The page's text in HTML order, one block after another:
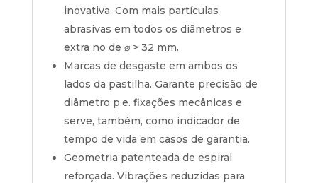
inovativa. Com mais partículas
abrasivas em todos os diâmetros e
extra no de ⌀ > 32 mm.
Marcas de desgaste em ambos os
lados da pastilha. Garante precisão de
diâmetro p.e. fixações mecânicas e
serve, também, como indicador de
tempo de vida em casos de garantia.
Geometria patenteada de espiral
reforçada. Vibrações reduzidas para